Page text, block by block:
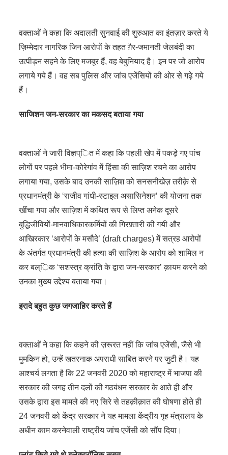
वक्ताओं ने कहा कि अदालती सुनवाई की शुरुआत का इंतज़ार करते ये
ज़िम्मेदार नागरिक जिन आरोपों के तहत ग़ैर-जमानती जेलबंदी का
उत्पीड़न सहने के लिए मजबूर हैं, वह बेबुनियाद है। इन पर जो आरोप
लगाये गये हैं। वह सब पुलिस और जांच एजेंसियों की ओर से गढ़े गये
हैं।
साजिशन जन-सरकार का मकसद बताया गया
वक्ताओं ने जारी विज्ञप्ित में कहा कि पहली खेप में पकड़े गए पांच
लोगों पर पहले भीमा-कोरेगांव में हिंसा की साज़िश रचने का आरोप
लगाया गया, उसके बाद उनकी साज़िश को सनसनीखेज़ तरीक़े से
प्रधानमंत्री के ‘राजीव गांधी-स्टाइल असासिनेशन’ की योजना तक
खींचा गया और साज़िश में कथित रूप से लिप्त अनेक दूसरे
बुद्धिजीवियों-मानवाधिकारकर्मियों की गिरफ़्तारी की गयी और
आखिरकार ‘आरोपों के मसौदे’ (draft charges) में सत्रह आरोपों
के अंतर्गत प्रधानमंत्री की हत्या की साज़िश के आरोप को शामिल न
कर बल्िक ‘सशस्त्र क्रांति के द्वारा जन-सरकार’ क़ायम करने को
उनका मुख्य उद्देश्य बताया गया।
इरादे बहुत कुछ जगजाहिर करते हैं
वक्ताओं ने कहा कि कहने की ज़रूरत नहीं कि जांच एजेंसी, जैसे भी
मुमकिन हो, उन्हें खतरनाक अपराधी साबित करने पर जुटी है। यह
आश्चर्य लगता है कि 22 जनवरी 2020 को महाराष्ट्र में भाजपा की
सरकार की जगह तीन दलों की गठबंधन सरकार के आते ही और
उसके द्वारा इस मामले की नए सिरे से तहक़ीक़ात की घोषणा होते ही
24 जनवरी को केंद्र सरकार ने यह मामला केंद्रीय गृह मंत्रालय के
अधीन काम करनेवाली राष्ट्रीय जांच एजेंसी को सौंप दिया।